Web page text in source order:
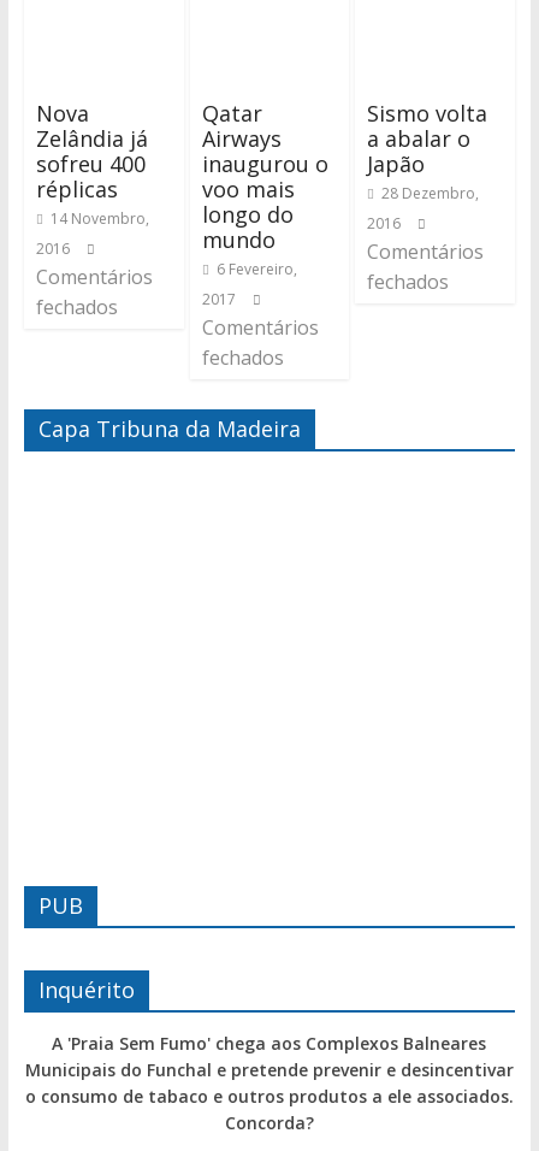
Nova
Zelândia já
sofreu 400
réplicas
14 Novembro,
2016
Comentários
fechados
Qatar
Airways
inaugurou o
voo mais
longo do
mundo
6 Fevereiro,
2017
Comentários
fechados
Sismo volta
a abalar o
Japão
28 Dezembro,
2016
Comentários
fechados
Capa Tribuna da Madeira
PUB
Inquérito
A 'Praia Sem Fumo' chega aos Complexos Balneares
Municipais do Funchal e pretende prevenir e desincentivar
o consumo de tabaco e outros produtos a ele associados.
Concorda?